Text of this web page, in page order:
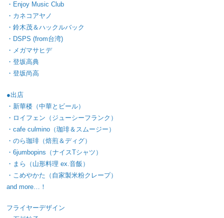
・Enjoy Music Club
・カネコアヤノ
・鈴木茂＆ハックルバック
・DSPS (from台湾)
・メガマサヒデ
・登坂高典
・登坂尚高
●出店
・新華楼（中華とビール）
・ロイフェン（ジューシーフランク）
・cafe culmino（珈琲＆スムージー）
・のら珈琲（焙煎＆ディグ）
・6jumbopins（ナイスTシャツ）
・まら（山形料理 ex.音飯）
・こめやかた（自家製米粉クレープ）
and more…！
フライヤーデザイン